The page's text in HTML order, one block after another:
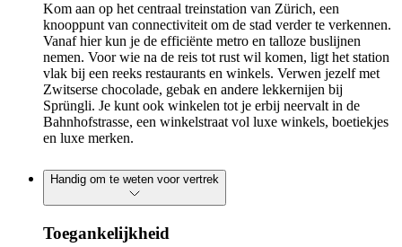
Kom aan op het centraal treinstation van Zürich, een
knooppunt van connectiviteit om de stad verder te verkennen.
Vanaf hier kun je de efficiënte metro en talloze buslijnen
nemen. Voor wie na de reis tot rust wil komen, ligt het station
vlak bij een reeks restaurants en winkels. Verwen jezelf met
Zwitserse chocolade, gebak en andere lekkernijen bij
Sprüngli. Je kunt ook winkelen tot je erbij neervalt in de
Bahnhofstrasse, een winkelstraat vol luxe winkels, boetiekjes
en luxe merken.
Handig om te weten voor vertrek
Toegankelijkheid